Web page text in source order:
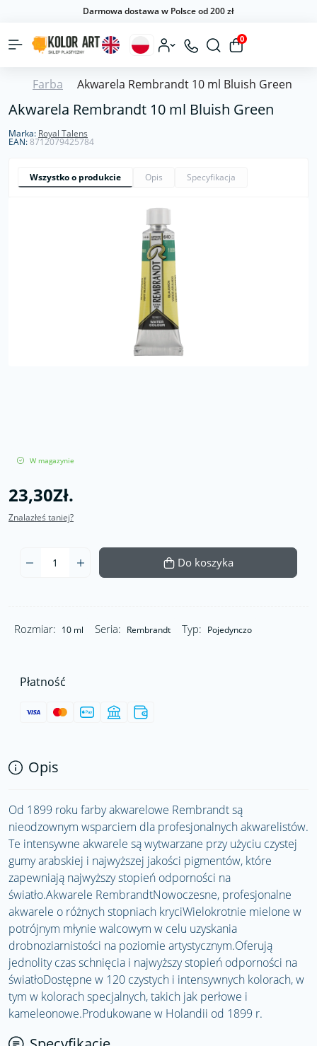
Darmowa dostawa w Polsce od 200 zł
0
Farba Akwarela Rembrandt 10 ml Bluish Green
Akwarela Rembrandt 10 ml Bluish Green
Marka: Royal Talens
EAN:8712079425784
Wszystko o produkcie Opis Specyfikacja
W magazynie
23,30Zł.
Znalazłeś taniej?
Do koszyka
Rozmiar: 10 ml Seria: Rembrandt Typ: Pojedynczo
Płatność
Opis
Od 1899 roku farby akwarelowe Rembrandt są
nieodzownym wsparciem dla profesjonalnych akwarelistów.
Te intensywne akwarele są wytwarzane przy użyciu czystej
gumy arabskiej i najwyższej jakości pigmentów, które
zapewniają najwyższy stopień odporności na
światło.Akwarele RembrandtNowoczesne, profesjonalne
akwarele o różnych stopniach kryciWielokrotnie mielone w
potrójnym młynie walcowym w celu uzyskania
drobnoziarnistości na poziomie artystycznym.Oferują
jednolity czas schnięcia i najwyższy stopień odporności na
światłoDostępne w 120 czystych i intensywnych kolorach, w
tym w kolorach specjalnych, takich jak perłowe i
kameleonowe.Produkowane w Holandii od 1899 r.